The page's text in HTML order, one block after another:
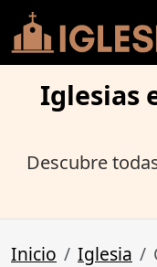
Iglesias
Descubre
Inicio Iglesia